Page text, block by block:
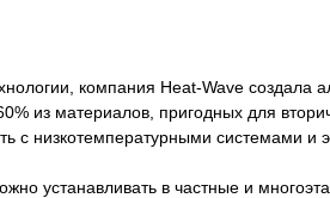
компания Heat-Wave создала
из материалов, пригодных для
с низкотемпературными системами и
устанавливать в частные и